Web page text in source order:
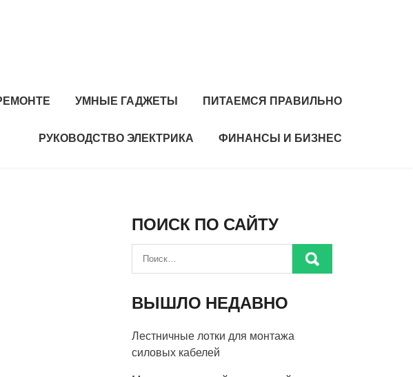
УМНЫЕ ГАДЖЕТЫ ПИТАЕМСЯ ПРАВИЛЬНО
РУКОВОДСТВО ЭЛЕКТРИКА ФИНАНСЫ И БИЗНЕС
ПОИСК ПО САЙТУ
ВЫШЛО НЕДАВНО
Лестничные лотки для монтажа
силовых кабелей